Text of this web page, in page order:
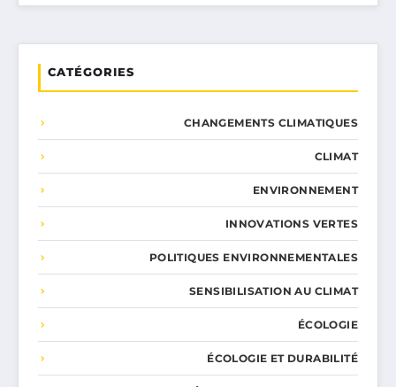
CATÉGORIES
CHANGEMENTS CLIMATIQUES
CLIMAT
ENVIRONNEMENT
INNOVATIONS VERTES
POLITIQUES ENVIRONNEMENTALES
SENSIBILISATION AU CLIMAT
ÉCOLOGIE
ÉCOLOGIE ET DURABILITÉ